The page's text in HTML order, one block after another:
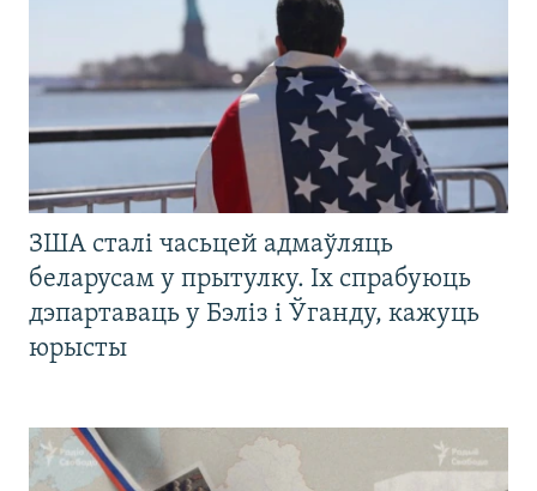
ЗША сталі часьцей адмаўляць
беларусам у прытулку. Іх спрабуюць
дэпартаваць у Бэліз і Ўганду, кажуць
юрысты